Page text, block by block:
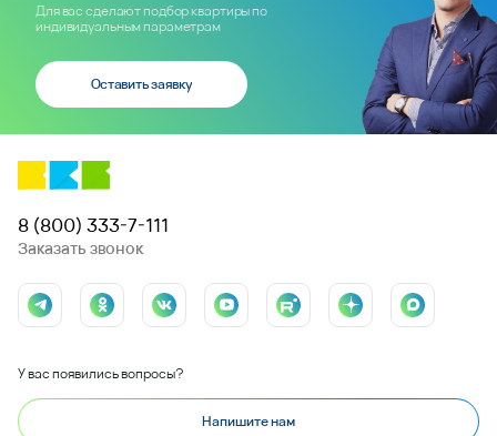
Для вас сделают подбор квартиры по
индивидуальным параметрам
Оставить заявку
8 (800) 333-7-111
Заказать звонок
У вас появились вопросы?
Напишите нам